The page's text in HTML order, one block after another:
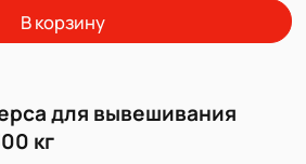
В корзину
для вывешивания
кг